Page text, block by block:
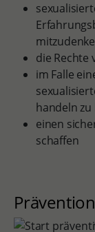
die Rechte
im Falle
handeln
einen
schaffen